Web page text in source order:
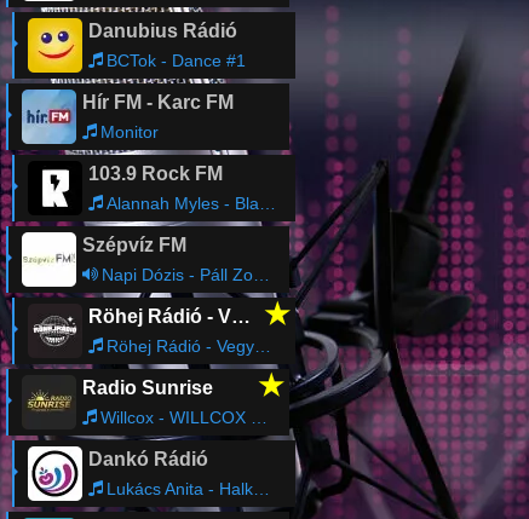
Danubius Rádió
BCTok - Dance #1
Hír FM - Karc FM
Monitor
103.9 Rock FM
Alannah Myles - Black Velvet
Szépvíz FM
Napi Dózis - Páll Zoltán
Röhej Rádió - Vicc az egész ★
Röhej Rádió - Vegyes427
Radio Sunrise ★
Willcox - WILLCOX &MYRA MONOKA - MISSING
Dankó Rádió
Lukács Anita - Halkan pengesd ezt a csárdást